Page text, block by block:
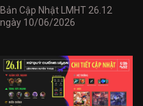
Bản Cập Nhật LMHT 26.12
ngày 10/06/2026